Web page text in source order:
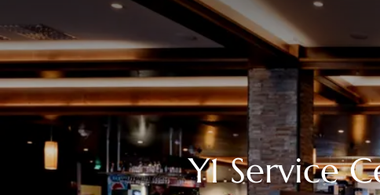
Y1 Service